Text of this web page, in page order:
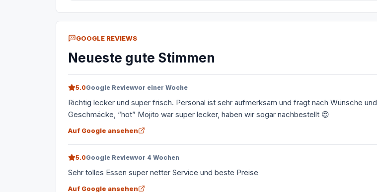
GOOGLE REVIEWS
Neueste gute Stimmen
5.0Google Reviewvor einer Woche
Richtig lecker und super frisch. Personal ist sehr aufmerksam und fragt nach Wünsche und
Geschmäcke, “hot” Mojito war super lecker, haben wir sogar nachbestellt 😍
Auf Google ansehen
5.0Google Reviewvor 4 Wochen
Sehr tolles Essen super netter Service und beste Preise
Auf Google ansehen